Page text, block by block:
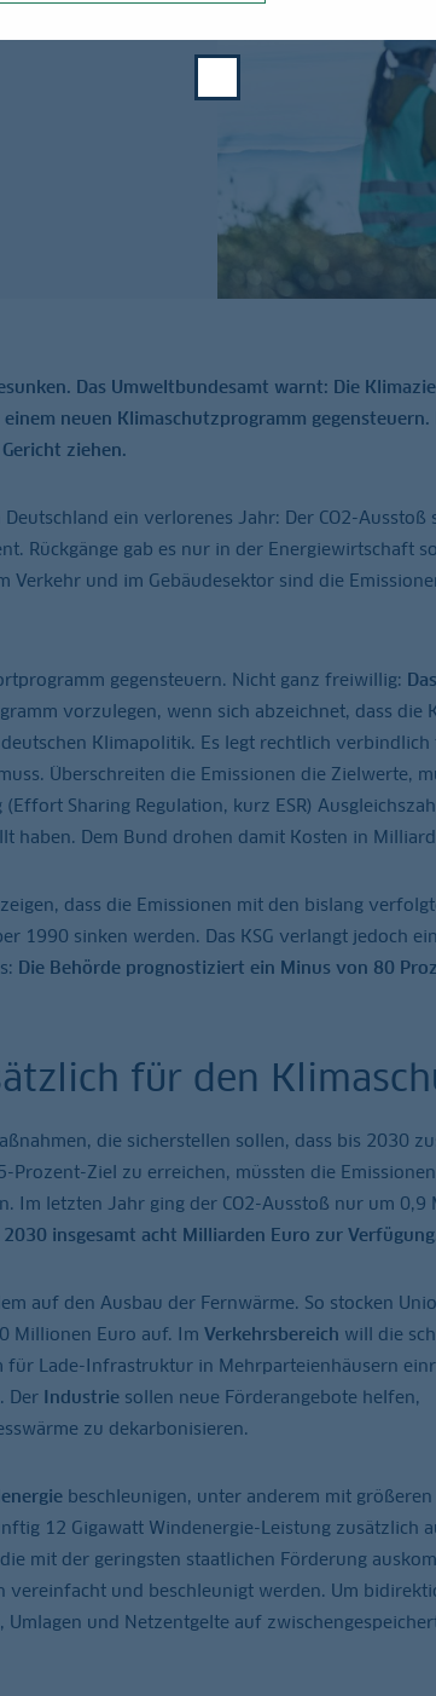
neuen
Das Umweltbundesamt warnt: Die
neuen Klimaschutzprogramm
ziehen.
ein verlorenes Jahr: Der CO2-Ausstoß
Rückgänge gab es nur in der Energiewirtschaft
und im Gebäudesektor sind die
gegensteuern. Nicht ganz freiwillig: Das
vorzulegen, wenn sich abzeichnet, dass die
Klimapolitik. Es legt rechtlich
Überschreiten die Emissionen die Zielwerte,
Sharing Regulation, kurz ESR)
haben. Dem Bund drohen damit Kosten in
dass die Emissionen mit den bislang
1990 sinken werden. Das KSG verlangt jedoch
Die Behörde prognostiziert ein Minus von 80
für den
die sicherstellen sollen, dass bis 2030
Prozent-Ziel zu erreichen, müssten die
Im letzten Jahr ging der CO2-Ausstoß nur um 0,9
insgesamt acht Milliarden Euro zur
auf den Ausbau der Fernwärme. So stocken
Millionen Euro auf. Im Verkehrsbereich will die
Lade-Infrastruktur in Mehrparteienhäusern
Der Industriesollen neue Förderangebote helfen,
zu dekarbonisieren.
beschleunigen, unter anderem mit größeren
12 Gigawatt Windenergie-Leistung zusätzlich
mit der geringsten staatlichen Förderung
vereinfacht und beschleunigt werden. Um
und Netzentgelte auf